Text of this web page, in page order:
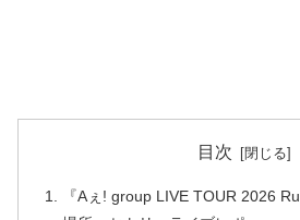
目次
『Aぇ! group LIVE TOUR 2026